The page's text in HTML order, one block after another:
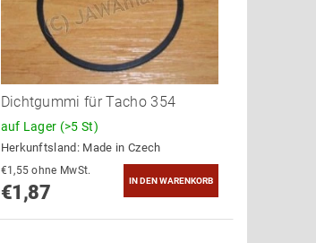
Dichtgummi für Tacho 354
auf Lager (>5 St)
Herkunftsland: Made in Czech
€1,55 ohne MwSt.
€1,87